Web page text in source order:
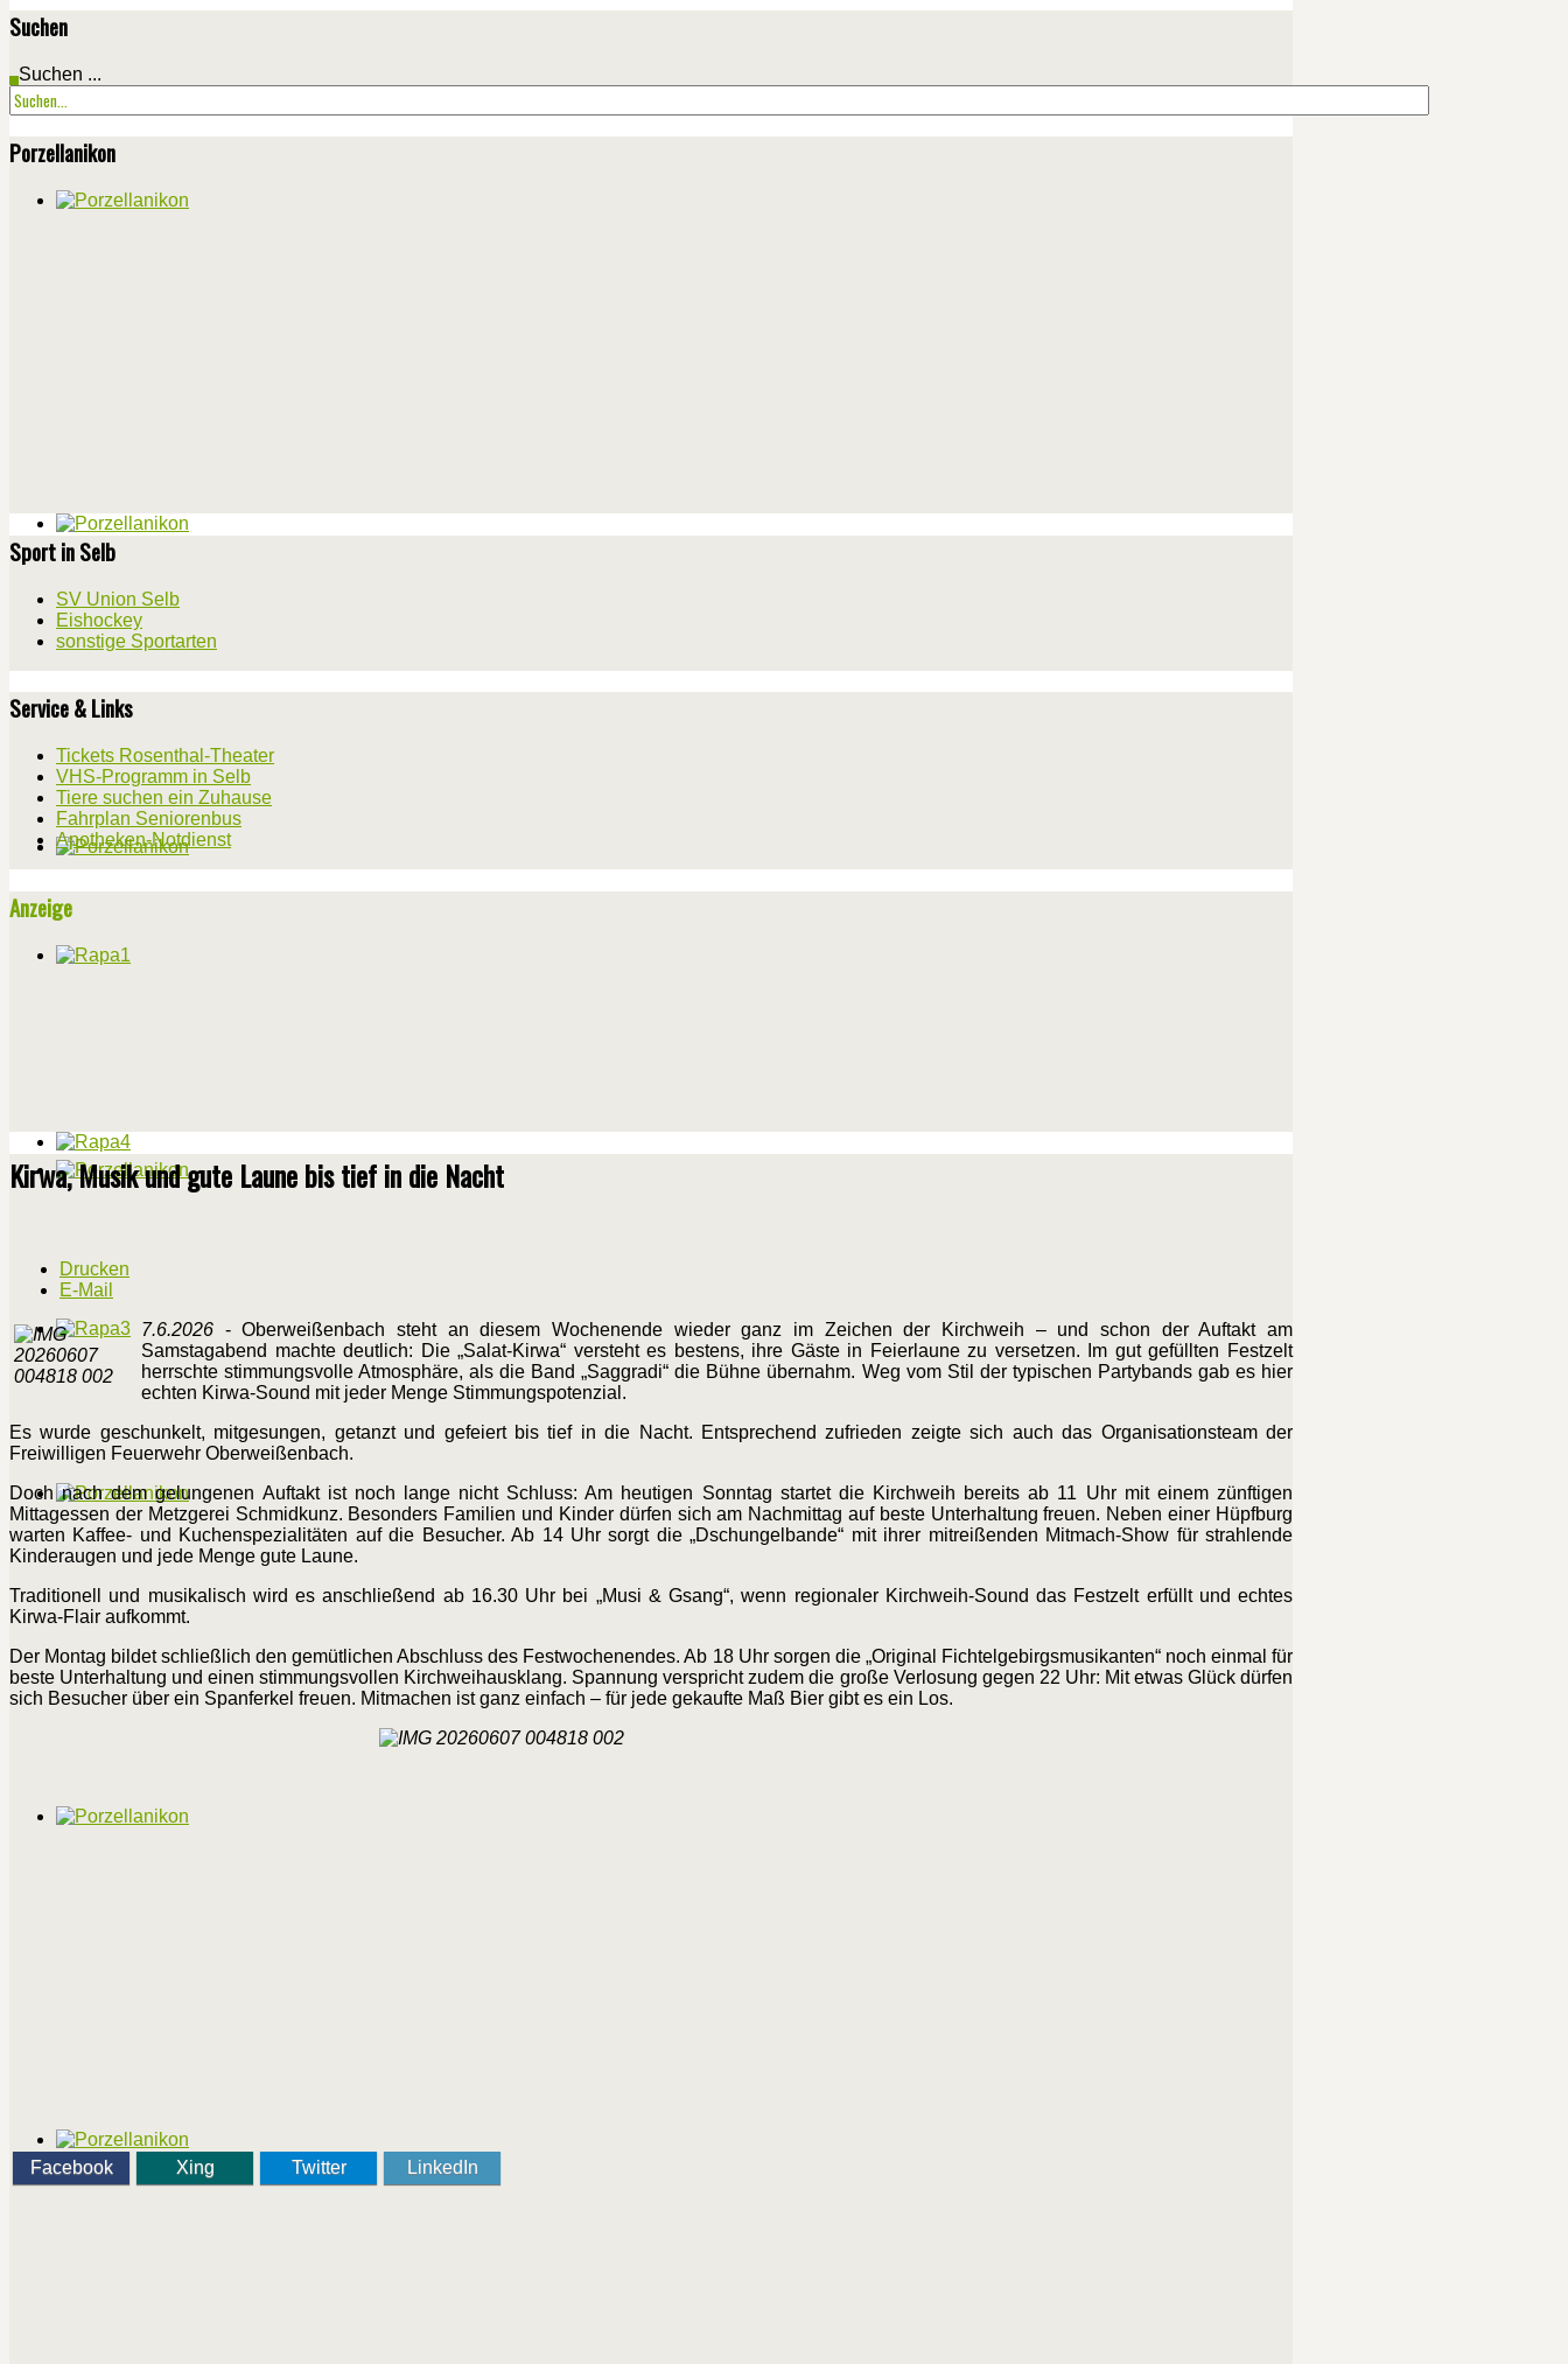
Suchen
Suchen ...
Porzellanikon
Sport in Selb
SV Union Selb
Eishockey
sonstige Sportarten
Service & Links
Tickets Rosenthal-Theater
VHS-Programm in Selb
Tiere suchen ein Zuhause
Fahrplan Seniorenbus
Apotheken-Notdienst
Anzeige
Kirwa, Musik und gute Laune bis tief in die Nacht
Drucken
E-Mail
7.6.2026 - Oberweißenbach steht an diesem Wochenende wieder ganz im Zeichen der Kirchweih – und schon der Auftakt am
Samstagabend machte deutlich: Die „Salat-Kirwa“ versteht es bestens, ihre Gäste in Feierlaune zu versetzen. Im gut gefüllten Festzelt
herrschte stimmungsvolle Atmosphäre, als die Band „Saggradi“ die Bühne übernahm. Weg vom Stil der typischen Partybands gab es hier
echten Kirwa-Sound mit jeder Menge Stimmungspotenzial.
Es wurde geschunkelt, mitgesungen, getanzt und gefeiert bis tief in die Nacht. Entsprechend zufrieden zeigte sich auch das Organisationsteam der
Freiwilligen Feuerwehr Oberweißenbach.
Doch nach dem gelungenen Auftakt ist noch lange nicht Schluss: Am heutigen Sonntag startet die Kirchweih bereits ab 11 Uhr mit einem zünftigen
Mittagessen der Metzgerei Schmidkunz. Besonders Familien und Kinder dürfen sich am Nachmittag auf beste Unterhaltung freuen. Neben einer Hüpfburg
warten Kaffee- und Kuchenspezialitäten auf die Besucher. Ab 14 Uhr sorgt die „Dschungelbande“ mit ihrer mitreißenden Mitmach-Show für strahlende
Kinderaugen und jede Menge gute Laune.
Traditionell und musikalisch wird es anschließend ab 16.30 Uhr bei „Musi & Gsang“, wenn regionaler Kirchweih-Sound das Festzelt erfüllt und echtes
Kirwa-Flair aufkommt.
Der Montag bildet schließlich den gemütlichen Abschluss des Festwochenendes. Ab 18 Uhr sorgen die „Original Fichtelgebirgsmusikanten“ noch einmal für
beste Unterhaltung und einen stimmungsvollen Kirchweihausklang. Spannung verspricht zudem die große Verlosung gegen 22 Uhr: Mit etwas Glück dürfen
sich Besucher über ein Spanferkel freuen. Mitmachen ist ganz einfach – für jede gekaufte Maß Bier gibt es ein Los.
Facebook Xing Twitter LinkedIn